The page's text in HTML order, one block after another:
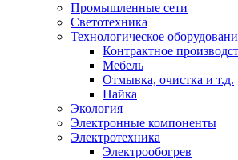
Промышленные сети
Светотехника
Технологическое
Контрактное
Мебель
Отмывка, очистка и т.д.
Пайка
Экология
Электронные компоненты
Электротехника
Электрообогрев